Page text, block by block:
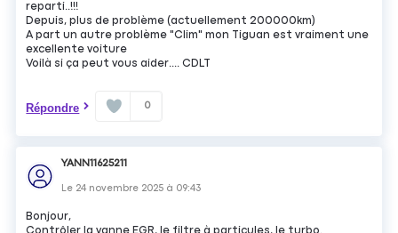
reparti..!!!
Depuis, plus de problème (actuellement 200000km)
A part un autre problème "Clim" mon Tiguan est vraiment une
excellente voiture
Voilà si ça peut vous aider.... CDLT
Répondre 0
YANN11625211
Le 24 novembre 2025 à 09:43
Bonjour,